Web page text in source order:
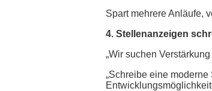
Spart mehrere Anläufe,
4. Stellenanzeigen
„Wir suchen
„Schreibe eine